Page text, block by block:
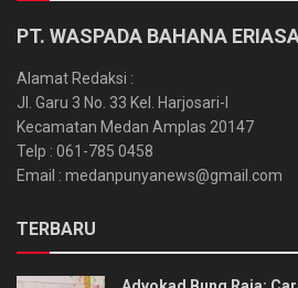
PT. WASPADA BAHANA
Alamat Redaksi :
Jl. Garu 3 No. 33 Kel. Harjosari-I
Kecamatan Medan Amplas 20147
Telp : 061-785 0458
Email : medanpunyanews@gmail.com
TERBARU